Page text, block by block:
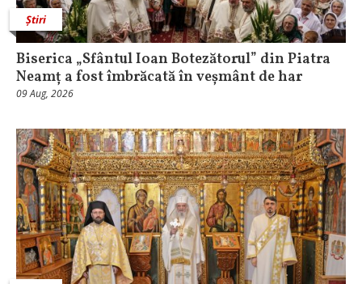
Știri
Biserica „Sfântul Ioan Botezătorul” din Piatra
Neamț a fost îmbrăcată în veșmânt de har
09 Aug, 2026